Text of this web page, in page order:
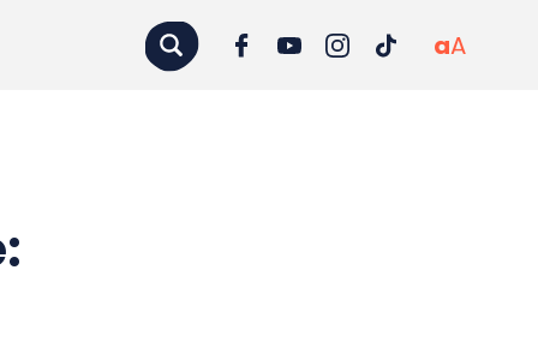
aA